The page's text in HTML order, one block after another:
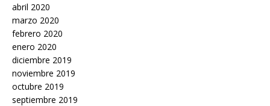
abril 2020
marzo 2020
febrero 2020
enero 2020
diciembre 2019
noviembre 2019
octubre 2019
septiembre 2019